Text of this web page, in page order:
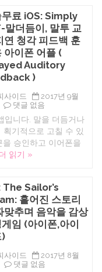
재
생)
에
프
로,
효
과
음
이
브
리
아
이
폰
아
이
패
드)
무료 iOS: Simply
말더듬이, 말투 교
연 청각 피드백 훈
아이폰 어플 (
Auditory
)
사이드
2017년 9월
오
무
료
iOS:
Simply
DAF-
듬
이,
말
투
교
정
청
각
댓글 없음
입니다. 말을 더듬거나
기적으로 고칠 수 있
승인하고 이어폰을
읽기 »
The Sailor’s
흩어진 스토리
맞추며 음악을 감상
임 (아이폰,아이
사이드
2017년 8월
iOS:
댓글 없음